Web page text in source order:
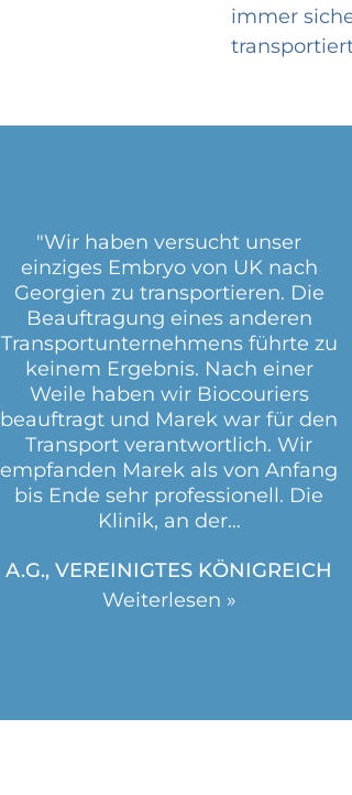
immer
"Wir haben versucht unser
einziges Embryo von UK nach
Georgien zu transportieren. Die
Beauftragung eines anderen
Transportunternehmens führte zu
keinem Ergebnis. Nach einer
Weile haben wir Biocouriers
beauftragt und Marek war für den
Transport verantwortlich. Wir
empfanden Marek als von Anfang
bis Ende sehr professionell. Die
Klinik, an der…
A.G., VEREINIGTES KÖNIGREICH
Weiterlesen »